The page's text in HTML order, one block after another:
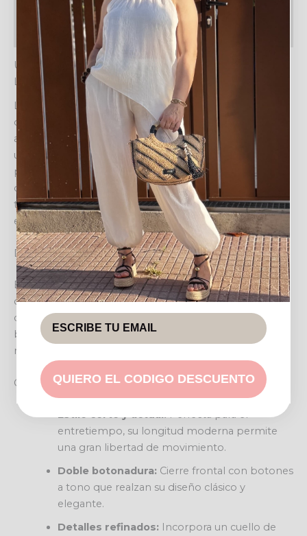
Valoraciones (0)
Política de devoluciones
UNA GABARDINA CORTA ESENCIAL: LA GABARDINA
LINET
La GABARDINA LINET redefine el clásico abrigo con un
diseño corto y contemporáneo, ideal para la mujer
actual. Su elegante color azul marino la convierte en
una prenda versátil, fácil de combinar con diferentes
paletas de colores y estilos. Presenta un sofisticado
diseño cruzado de doble botonadura que aporta un
toque de distinción y un cuello amplio de solapa que
enmarca el rostro con elegancia.
Diseño y estilo moderno
Esta gabardina destaca por su silueta por encima de la
cadera, ofreciendo un aire fresco y juvenil. Los detalles
como sus solapas anchas y el cierre con doble fila de
botones oscuros complementan su estética pulcra y
refinada, haciéndola adecuada para diversas ocasiones.
Características destacadas
Estilo corto y actual:Perfecta para el
entretiempo, su longitud moderna permite
una gran libertad de movimiento.
Doble botonadura: Cierre frontal con botones
a tono que realzan su diseño clásico y
elegante.
Detalles refinados: Incorpora un cuello de
QUIERO EL CODIGO DESCUENTO